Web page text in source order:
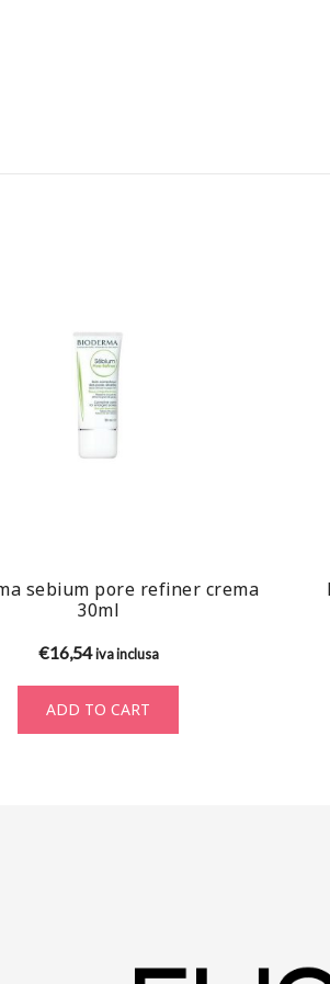
sebium pore refiner crema
30ml
€16,54 iva inclusa
ADD TO CART